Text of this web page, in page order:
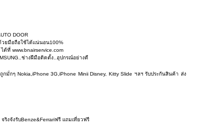
DOOR
วยมือถือใช้ได้แน่นอน100%
ด้ที่ www.bnairservice.com
ช่างฝีมือติดตั้ง..อุปกรณ์อย่างดี
กๆ Nokia,iPhone 3G,iPhone Minii Disney, Kitty Slide ฯลฯ รับประกันสินค้า ส่ง
งจังรับBenze&Ferrariฟรี แถมเที่ยวฟรี